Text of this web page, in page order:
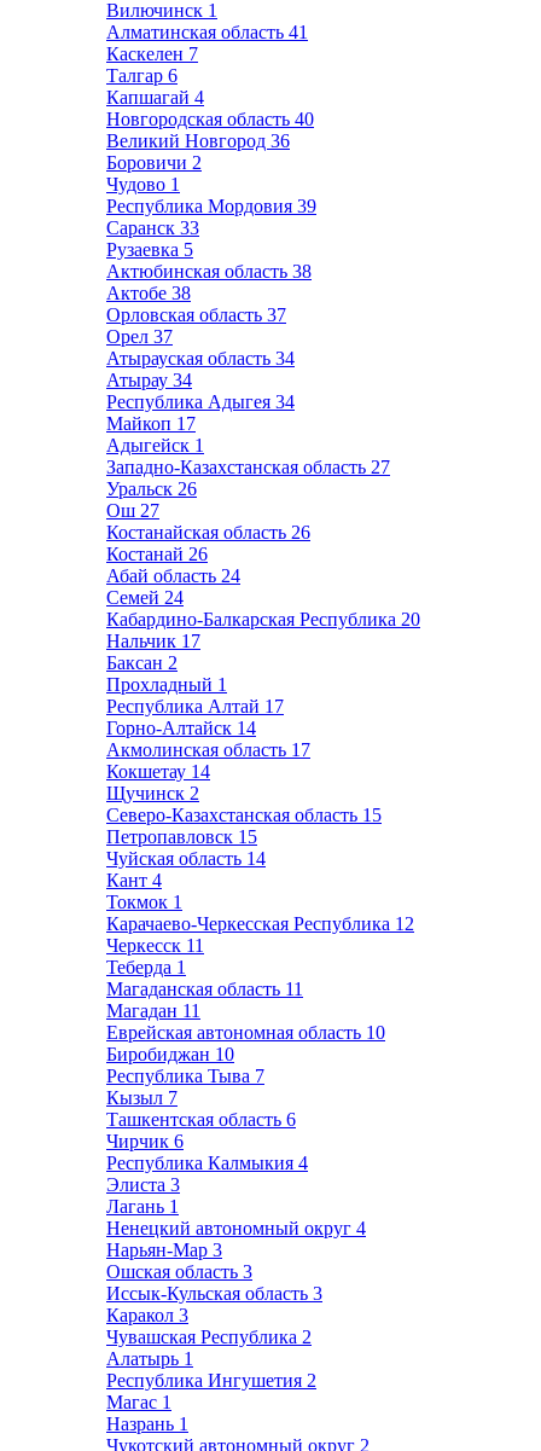
Вилючинск 1
Алматинская область 41
Каскелен 7
Талгар 6
Капшагай 4
Новгородская область 40
Великий Новгород 36
Боровичи 2
Чудово 1
Республика Мордовия 39
Саранск 33
Рузаевка 5
Актюбинская область 38
Актобе 38
Орловская область 37
Орел 37
Атырауская область 34
Атырау 34
Республика Адыгея 34
Майкоп 17
Адыгейск 1
Западно-Казахстанская область 27
Уральск 26
Ош 27
Костанайская область 26
Костанай 26
Абай область 24
Семей 24
Кабардино-Балкарская Республика 20
Нальчик 17
Баксан 2
Прохладный 1
Республика Алтай 17
Горно-Алтайск 14
Акмолинская область 17
Кокшетау 14
Щучинск 2
Северо-Казахстанская область 15
Петропавловск 15
Чуйская область 14
Кант 4
Токмок 1
Карачаево-Черкесская Республика 12
Черкесск 11
Теберда 1
Магаданская область 11
Магадан 11
Еврейская автономная область 10
Биробиджан 10
Республика Тыва 7
Кызыл 7
Ташкентская область 6
Чирчик 6
Республика Калмыкия 4
Элиста 3
Лагань 1
Ненецкий автономный округ 4
Нарьян-Мар 3
Ошская область 3
Иссык-Кульская область 3
Каракол 3
Чувашская Республика 2
Алатырь 1
Республика Ингушетия 2
Магас 1
Назрань 1
Чукотский автономный округ 2